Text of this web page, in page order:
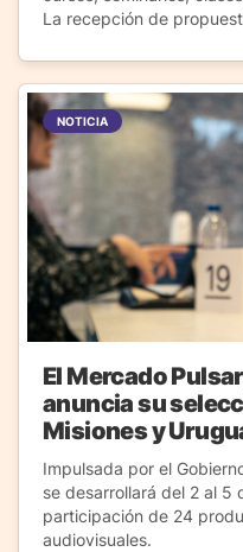
La recepción de
NOTICIA
El Mercado
anuncia su
Misiones y
Impulsada por el
se desarrollará del 2 al 5
participación de 24
audiovisuales.